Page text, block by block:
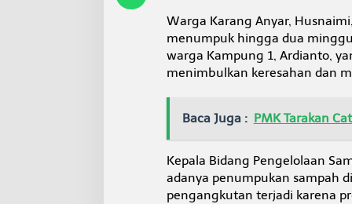
s
i
P
A
k
a
b
u
Warga Karang Anyar,
menumpuk hingga dua
warga Kampung 1, Ardianto,
menimbulkan keresahan dan
Baca Juga : PMK Tarakan
Kepala Bidang Pengelolaan
adanya penumpukan sampah
pengangkutan terjadi karena